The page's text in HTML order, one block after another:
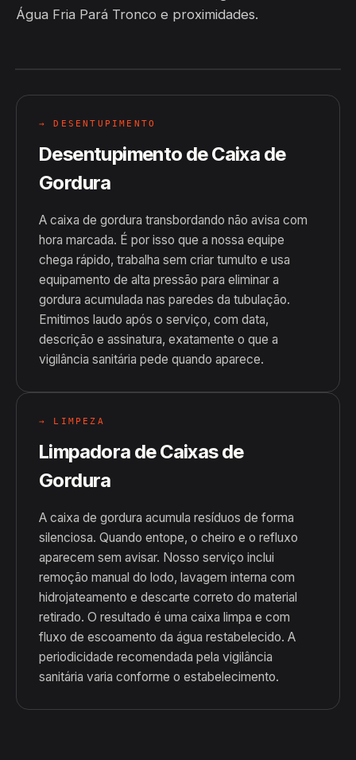
Água Fria Pará Tronco e proximidades.
→ DESENTUPIMENTO
Desentupimento de Caixa de
Gordura
A caixa de gordura transbordando não avisa com
hora marcada. É por isso que a nossa equipe
chega rápido, trabalha sem criar tumulto e usa
equipamento de alta pressão para eliminar a
gordura acumulada nas paredes da tubulação.
Emitimos laudo após o serviço, com data,
descrição e assinatura, exatamente o que a
vigilância sanitária pede quando aparece.
→ LIMPEZA
Limpadora de Caixas de
Gordura
A caixa de gordura acumula resíduos de forma
silenciosa. Quando entope, o cheiro e o refluxo
aparecem sem avisar. Nosso serviço inclui
remoção manual do lodo, lavagem interna com
hidrojateamento e descarte correto do material
retirado. O resultado é uma caixa limpa e com
fluxo de escoamento da água restabelecido. A
periodicidade recomendada pela vigilância
sanitária varia conforme o estabelecimento.